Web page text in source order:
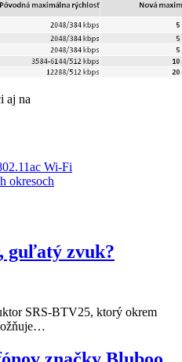
aj na
Wi-Fi
okresoch
guľatý zvuk?
SRS-BTV25, ktorý okrem